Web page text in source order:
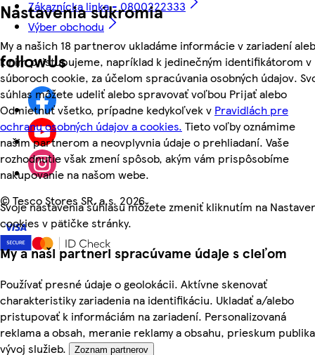
Nastavenia súkromia
My a našich 18 partnerov ukladáme informácie v zariadení
k nim pristupujeme, napríklad k jedinečným identifikátorom v
súboroch cookie, za účelom spracúvania osobných údajov.
súhlas môžete udeliť alebo spravovať voľbou Prijať alebo
Odmietnuť všetko, prípadne kedykoľvek v Pravidlách pre
ochranu osobných údajov a cookies. Tieto voľby oznámime
našim partnerom a neovplyvnia údaje o prehliadaní. Vaše
rozhodnutie však zmení spôsob, akým vám prispôsobíme
nakupovanie na našom webe.
Svoje nastavenia súhlasu môžete zmeniť kliknutím na
cookies v pätičke stránky.
My a naši partneri spracúvame údaje s cieľom
Používať presné údaje o geolokácii. Aktívne skenovať
charakteristiky zariadenia na identifikáciu. Ukladať a/alebo
pristupovať k informáciám na zariadení. Personalizovaná
reklama a obsah, meranie reklamy a obsahu, prieskum
vývoj služieb.
Zoznam partnerov
Zákaznícka linka - 0800222333
Výber obchodu
followUs
©Tesco Stores SR, a.s. 2026